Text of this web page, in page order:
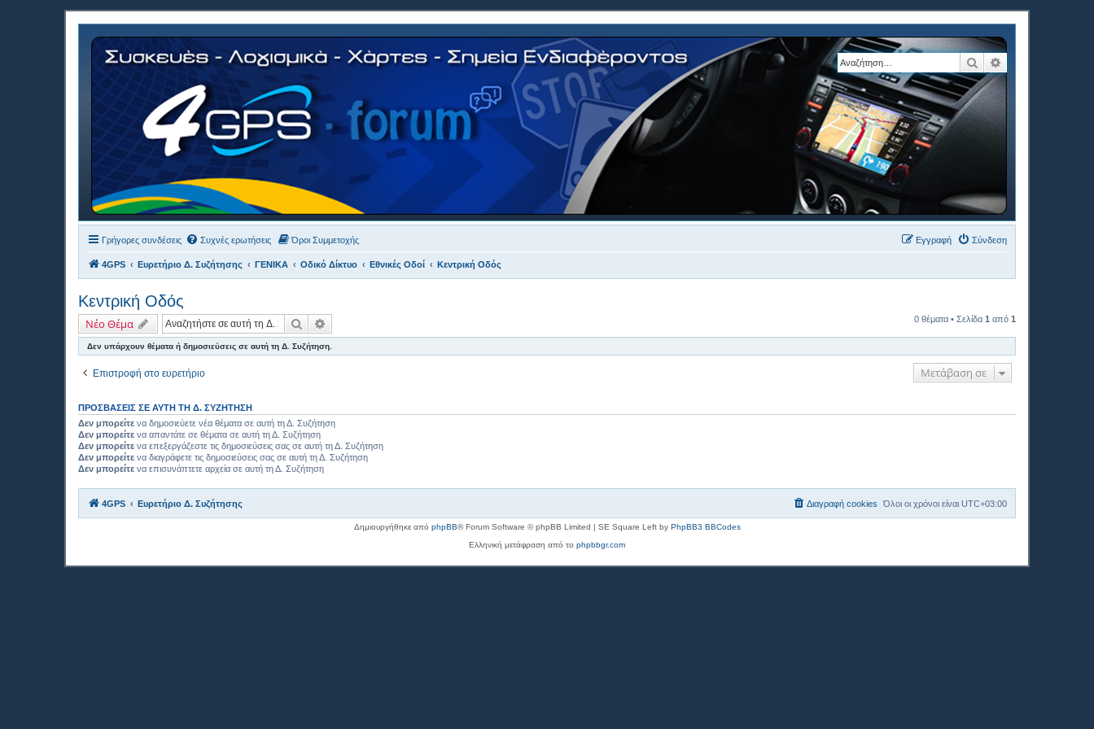
Αναζήτηση
Γρήγορες συνδέσεις Συχνές ερωτήσεις Όροι Συμμετοχής Σύνδεση
Εγγραφή
4GPS Ευρετήριο Δ. Συζήτησης ΓΕΝΙΚΑ Οδικό Δίκτυο Εθνικές Οδοί Κεντρική Οδός
Κεντρική Οδός
Νέο Θέμα Αναζήτηση 0 θέματα • Σελίδα 1 από 1
Δεν υπάρχουν θέματα ή δημοσιεύσεις σε αυτή τη Δ. Συζήτηση.
Επιστροφή στο ευρετήριο Μετάβαση σε
ΠΡΟΣΒΆΣΕΙΣ ΣΕ ΑΥΤΉ ΤΗ Δ. ΣΥΖΉΤΗΣΗ
Δεν μπορείτε να δημοσιεύετε νέα θέματα σε αυτή τη Δ. Συζήτηση
Δεν μπορείτε να απαντάτε σε θέματα σε αυτή τη Δ. Συζήτηση
Δεν μπορείτε να επεξεργάζεστε τις δημοσιεύσεις σας σε αυτή τη Δ. Συζήτηση
Δεν μπορείτε να διαγράφετε τις δημοσιεύσεις σας σε αυτή τη Δ. Συζήτηση
Δεν μπορείτε να επισυνάπτετε αρχεία σε αυτή τη Δ. Συζήτηση
4GPS Ευρετήριο Δ. Συζήτησης Όλοι οι χρόνοι είναι UTC+03:00
Διαγραφή cookies
Δημιουργήθηκε από phpBB® Forum Software © phpBB Limited | SE Square Left by PhpBB3 BBCodes
Ελληνική μετάφραση από το phpbbgr.com